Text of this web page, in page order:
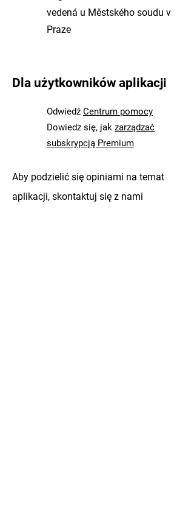
vedená u Městského soudu v
Praze
Dla użytkowników aplikacji
Odwiedź Centrum pomocy
Dowiedz się, jak zarządzać
subskrypcją Premium
Aby podzielić się opiniami na temat
aplikacji, skontaktuj się z nami